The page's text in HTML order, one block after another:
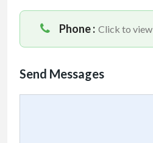
Phone : Click to view
Send Messages